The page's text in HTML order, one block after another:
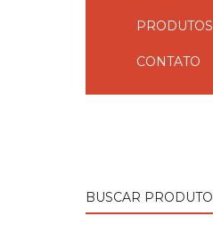
PRODUTOS
CONTATO
BUSCAR PRODUTO